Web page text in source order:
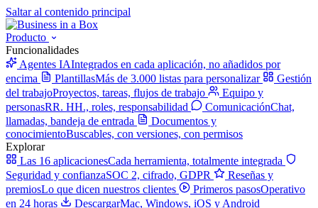
Saltar al contenido principal
Producto
Funcionalidades
Agentes IAIntegrados en cada aplicación, no añadidos por
encima
PlantillasMás de 3.000 listas para personalizar
Gestión
del trabajoProyectos, tareas, flujos de trabajo
Equipo y
personasRR. HH., roles, responsabilidad ComunicaciónChat,
llamadas, bandeja de entrada
Documentos y
conocimientoBuscables, con versiones, con permisos
Explorar
Las 16 aplicacionesCada herramienta, totalmente integrada
Seguridad y confianzaSOC 2, cifrado, GDPR
Reseñas y
premiosLo que dicen nuestros clientes Primeros pasosOperativo
en 24 horas
DescargarMac, Windows, iOS y Android